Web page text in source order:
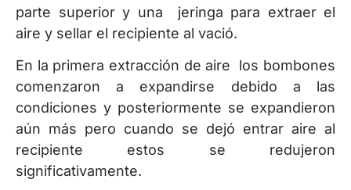
parte superior y una jeringa para extraer el
aire y sellar el recipiente al vació.
En la primera extracción de aire los bombones
comenzaron a expandirse debido a las
condiciones y posteriormente se expandieron
aún más pero cuando se dejó entrar aire al
recipiente estos se redujeron
significativamente.